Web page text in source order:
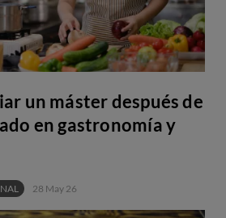
un máster después de
en gastronomía y
28 May 26